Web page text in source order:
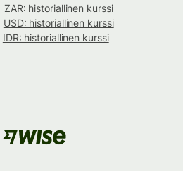
ZAR: historiallinen kurssi
USD: historiallinen kurssi
IDR: historiallinen kurssi